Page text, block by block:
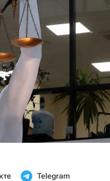
Telegram